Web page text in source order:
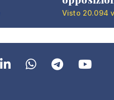
Visto 20.094